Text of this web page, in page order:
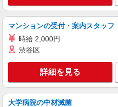
機械オペレータ
時給1200円
実働残業代込
れて
群馬県邑楽
キープ
マンションの受付・案内スタッフ
時給 2,000円
渋谷区
詳細を見る
大学病院の中材滅菌